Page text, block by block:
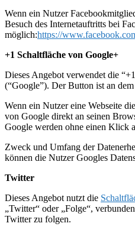
Wenn ein Nutzer
Besuch des Internetauftritts bei
möglich:https://
+1 Schaltfläche von Google+
Dieses Angebot verwendet die
(“Google”). Der Button ist an
Wenn ein Nutzer eine Webseite
von Google direkt an seinen
Google werden ohne einen Klick
Zweck und Umfang der
können die Nutzer Googles
Twitter
Dieses Angebot nutzt die
„Twitter“ oder „Folge“,
Twitter zu folgen.